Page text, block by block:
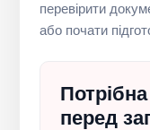
перевірити
або почати
перед